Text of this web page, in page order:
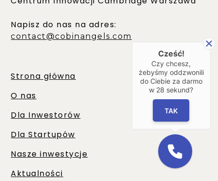
Napisz do nas na adres:
contact@cobinangels.com
Strona główna
O nas
Dla Inwestorów
Dla Startupów
Nasze inwestycje
Aktualności
Cześć!
Czy chcesz,
żebyśmy oddzwonili
do Ciebie za darmo
w 28 sekund?
TAK